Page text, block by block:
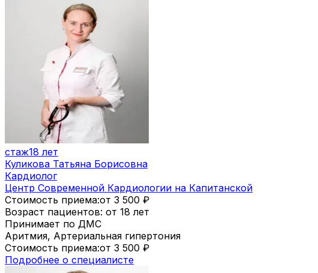
стаж18 лет
Куликова Татьяна Борисовна
Кардиолог
Центр Современной Кардиологии на Капитанской
Стоимость приема:от 3 500 ₽
Возраст пациентов: от 18 лет
Принимает по ДМС
Аритмия, Артериальная гипертония
Стоимость приема:от 3 500 ₽
Подробнее о специалисте